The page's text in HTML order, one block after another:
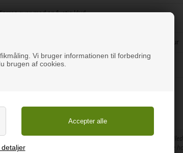
Vi bruger informationen til forbedring
brugen af cookies.
over med en fugtig klud
Standard laminat udseende, lidt mat med en lille smule struktur
kg/m ved dybde 60 cm i 30 mm tykkelse
ikke af en tyk bordplade med forkanter. Prøvemateriale er
op til 5 vareprøver, hvis der efterfølgende købes en bordplade